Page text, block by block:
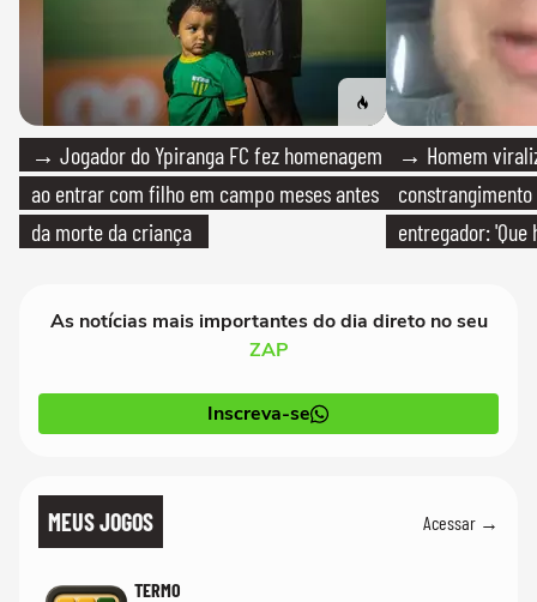
→ Jogador do Ypiranga FC fez homenagem
ao entrar com filho em campo meses antes
da morte da criança
→ Homem
entregador: 'Que
As notícias mais importantes do dia direto no seu
ZAP
Inscreva-se
MEUS JOGOS Acessar →
TERMO